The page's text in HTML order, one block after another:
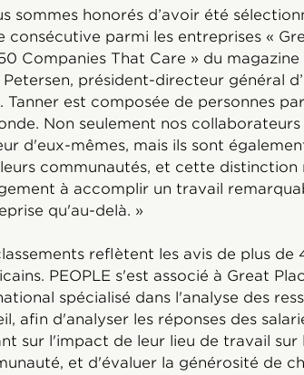
sommes honorés d’avoir été
consécutive parmi les entreprises «
Companies That Care » du magazine
Petersen, président-directeur général
Tanner est composée de personnes
Non seulement nos
d'eux-mêmes, mais ils sont
communautés, et cette distinction
à accomplir un travail
qu'au-delà. »
reflètent les avis de plus de
PEOPLE s'est associé à Great
spécialisé dans l'analyse des
afin d'analyser les réponses des
sur l'impact de leur lieu de travail sur
et d'évaluer la générosité de